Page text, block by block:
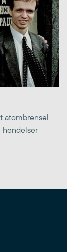
atombrensel
hendelser